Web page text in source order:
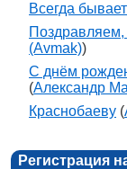
Всегда
Поздравляем,
(Avmak))
С днём
(Александр
Краснобаеву (
Регистрация